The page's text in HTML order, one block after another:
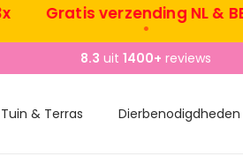
Gratis verzending NL & BE
8.3 uit 1400+ reviews
Tuin & Terras Dierbenodigdheden